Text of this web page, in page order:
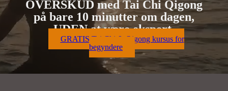
OVERSKUD med Tai Chi Qigong
på bare 10 minutter om dagen,
UDEN at være ekspert.
GRATIS Tai Chi & Qigong kursus for
begyndere